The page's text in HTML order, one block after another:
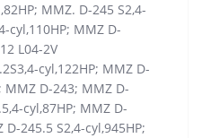
MMZ. D-245 S2,4-
cyl,110HP; MMZ D-
L04-2V
cyl,122HP; MMZ D-
MMZ D-243; MMZ D-
cyl,87HP; MMZ D-
245.5 S2,4-cyl,945HP;